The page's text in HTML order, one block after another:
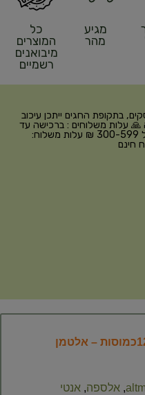
מגיע
מהר
כל
המוצרים
מיבואנים
רשמיים
לכל הארץ 2-6 ימי עסקים, בתקופת החגים ייתכן עיכוב
🙏 עלות משלוחים : ברכישה עד
299₪ עלות משלוח 22₪, ברכישה של 300-599 ₪ עלות משלוח:
, אלספה, אנטי